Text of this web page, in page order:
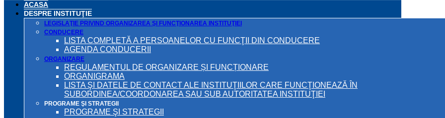
ACASA
DESPRE INSTITUŢIE
LEGISLAŢIE PRIVIND ORGANIZAREA ŞI FUNCŢIONAREA INSTITUŢIEI
CONDUCERE
LISTA COMPLETĂ A PERSOANELOR CU FUNCŢII DIN CONDUCERE
AGENDA CONDUCERII
ORGANIZARE
REGULAMENTUL DE ORGANIZARE ȘI FUNCȚIONARE
ORGANIGRAMA
LISTA ŞI DATELE DE CONTACT ALE INSTITUŢIILOR CARE FUNCŢIONEAZĂ ÎN
SUBORDINEA/COORDONAREA SAU SUB AUTORITATEA INSTITUŢIEI
PROGRAME ŞI STRATEGII
PROGRAME ŞI STRATEGII